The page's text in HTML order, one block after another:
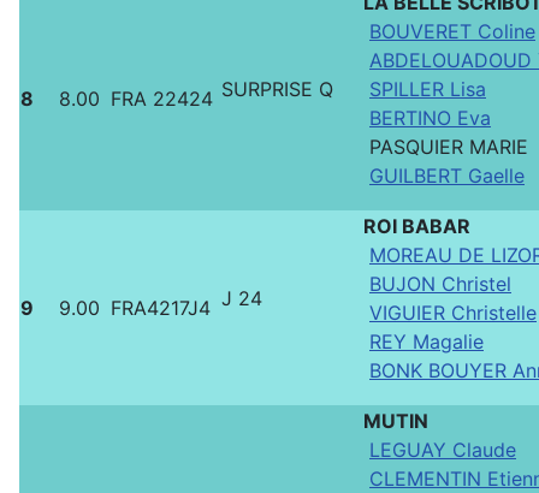
8 8.00 FRA 22424 SURPRISE Q
BOUVERET Coline
ABDELOUADOUD
SPILLER Lisa
BERTINO Eva
PASQUIER MARIE
GUILBERT Gaelle
9 9.00 FRA4217J4 J 24
ROI BABAR
MOREAU DE
BUJON Christel
VIGUIER Christelle
REY Magalie
BONK BOUYER
MUTIN
LEGUAY Claude
CLEMENTIN